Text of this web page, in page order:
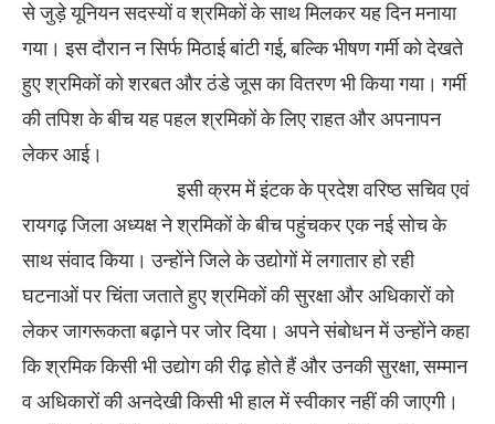
से जुड़े यूनियन सदस्यों व श्रमिकों के साथ मिलकर यह दिन मनाया
गया। इस दौरान न सिर्फ मिठाई बांटी गई, बल्कि भीषण गर्मी को देखते
हुए श्रमिकों को शरबत और ठंडे जूस का वितरण भी किया गया। गर्मी
की तपिश के बीच यह पहल श्रमिकों के लिए राहत और अपनापन
लेकर आई।
इसी क्रम में इंटक के प्रदेश वरिष्ठ सचिव एवं
रायगढ़ जिला अध्यक्ष ने श्रमिकों के बीच पहुंचकर एक नई सोच के
साथ संवाद किया। उन्होंने जिले के उद्योगों में लगातार हो रही
घटनाओं पर चिंता जताते हुए श्रमिकों की सुरक्षा और अधिकारों को
लेकर जागरूकता बढ़ाने पर जोर दिया। अपने संबोधन में उन्होंने कहा
कि श्रमिक किसी भी उद्योग की रीढ़ होते हैं और उनकी सुरक्षा, सम्मान
व अधिकारों की अनदेखी किसी भी हाल में स्वीकार नहीं की जाएगी।